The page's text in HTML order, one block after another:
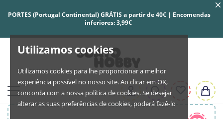
Utilizamos cookies
Utilizamos cookies para lhe proporcionar a melhor
experiência possível no nosso site. Ao clicar em OK,
concorda com a nossa política de cookies. Se desejar
alterar as suas preferências de cookies, poderá fazê-lo
PORTES (Portugal Continental) GRÁTIS a partir de 40€ | Encomendas
inferiores: 3,99€